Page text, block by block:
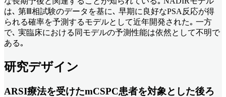
は､ 第Ⅲ相試験のデータを基に､ 早期に良好なPSA反応が得
られる確率を予測するモデルとして近年開発された｡ 一方
で､ 実臨床における同モデルの予測性能は依然として不明で
ある｡
研究デザイン
ARSI療法を受けたmCSPC患者を対象とした後ろ